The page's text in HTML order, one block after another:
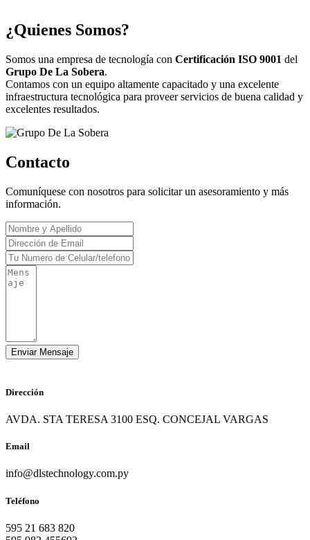
¿Quienes Somos?
Somos una empresa de tecnología con Certificación ISO 9001 del
Grupo De La Sobera.
Contamos con un equipo altamente capacitado y una excelente
infraestructura tecnológica para proveer servicios de buena calidad y
excelentes resultados.
Contacto
Comuníquese con nosotros para solicitar un asesoramiento y más
información.
Dirección
AVDA. STA TERESA 3100 ESQ. CONCEJAL VARGAS
Email
info@dlstechnology.com.py
Teléfono
595 21 683 820